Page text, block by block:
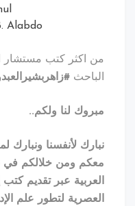
Zaher B. Alabdo
كتب مستشار القيادة
#زاهربشيرالعبدو #zaher_b_alabdo
لنا ولكم..
لأنفسنا ونبارك لمتابعينا
ومن خلالكم في نشر الفكر
عبر تقديم كتب إدارية
لتطور علم الإدارة